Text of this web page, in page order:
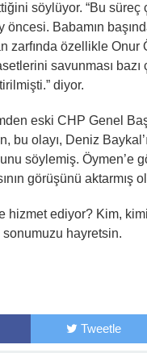
söylüyor. “Bu süreç
öncesi. Babamın
zarfında özellikle
savunması
diyor.
eski CHP Genel
bu olayı, Deniz
söylemiş. Öymen’e
görüşünü aktarmış
hizmet ediyor? Kim,
hayretsin.
Tweetle